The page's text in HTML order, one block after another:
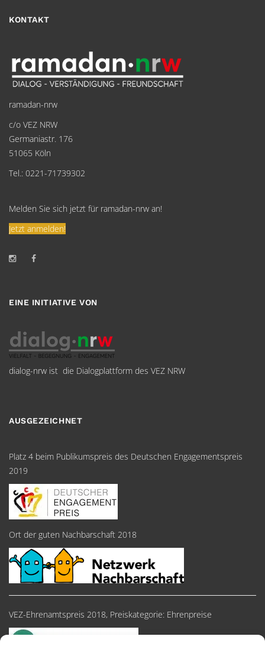
KONTAKT
ramadan-nrw
c/o VEZ NRW
Germaniastr. 176
51065 Köln
Tel.: 0221-71739302
Melden Sie sich jetzt für ramadan-nrw an!
Jetzt anmelden!
EINE INITIATIVE VON
dialog-nrw ist die Dialogplattform des VEZ NRW
AUSGEZEICHNET
Platz 4 beim Publikumspreis des Deutschen Engagementspreis
2019
Ort der guten Nachbarschaft 2018
VEZ-Ehrenamtspreis 2018, Preiskategorie: Ehrenpreise